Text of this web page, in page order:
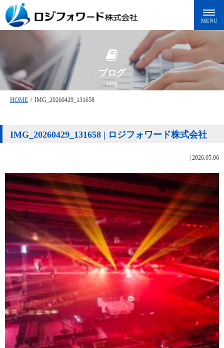
ブログ
blog
HOME / IMG_20260429_131658
IMG_20260429_131658 | ロジフォワード株式会社
2026.05.06